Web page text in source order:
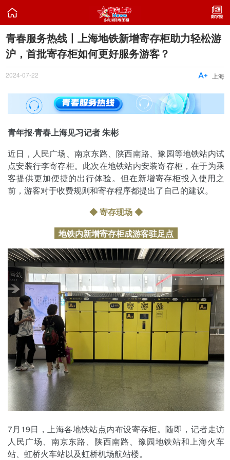

青春服务热线丨上海地铁新增寄存柜助力轻松游
沪，首批寄存柜如何更好服务游客？
2024-07-22 上海

青年报·青春上海见习记者 朱彬
近日，人民广场、南京东路、陕西南路、豫园等地铁站内试
点安装行李寄存柜。此次在地铁站内安装寄存柜，在于为乘
客提供更加便捷的出行体验。但在新增寄存柜投入使用之
前，游客对于收费规则和寄存程序都提出了自己的建议。
◆ 寄存现场 ◆
地铁内新增寄存柜成游客驻足点
7月19日，上海各地铁站点内布设寄存柜。随即，记者走访
人民广场、南京东路、陕西南路、豫园地铁站和上海火车
站、虹桥火车站以及虹桥机场航站楼。